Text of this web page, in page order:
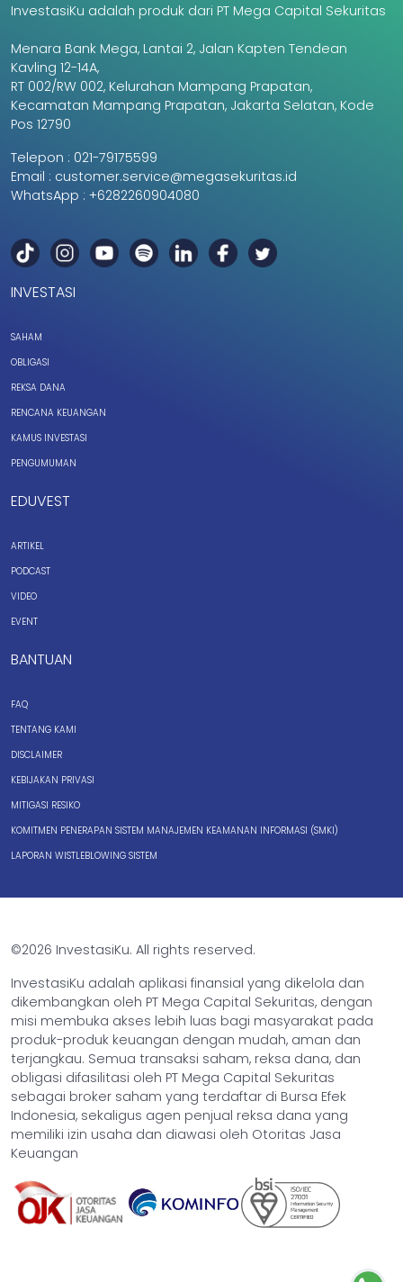
InvestasiKu adalah produk dari PT Mega Capital Sekuritas
Menara Bank Mega, Lantai 2, Jalan Kapten Tendean
Kavling 12-14A,
RT 002/RW 002, Kelurahan Mampang Prapatan,
Kecamatan Mampang Prapatan, Jakarta Selatan, Kode
Pos 12790
Telepon : 021-79175599
Email : customer.service@megasekuritas.id
WhatsApp : +6282260904080
INVESTASI
SAHAM
OBLIGASI
REKSA DANA
RENCANA KEUANGAN
KAMUS INVESTASI
PENGUMUMAN
EDUVEST
ARTIKEL
PODCAST
VIDEO
EVENT
BANTUAN
FAQ
TENTANG KAMI
DISCLAIMER
KEBIJAKAN PRIVASI
MITIGASI RESIKO
KOMITMEN PENERAPAN SISTEM MANAJEMEN KEAMANAN INFORMASI (SMKI)
LAPORAN WISTLEBLOWING SISTEM
©2026 InvestasiKu. All rights reserved.
InvestasiKu adalah aplikasi finansial yang dikelola dan
dikembangkan oleh PT Mega Capital Sekuritas, dengan
misi membuka akses lebih luas bagi masyarakat pada
produk-produk keuangan dengan mudah, aman dan
terjangkau. Semua transaksi saham, reksa dana, dan
obligasi difasilitasi oleh PT Mega Capital Sekuritas
sebagai broker saham yang terdaftar di Bursa Efek
Indonesia, sekaligus agen penjual reksa dana yang
memiliki izin usaha dan diawasi oleh Otoritas Jasa
Keuangan